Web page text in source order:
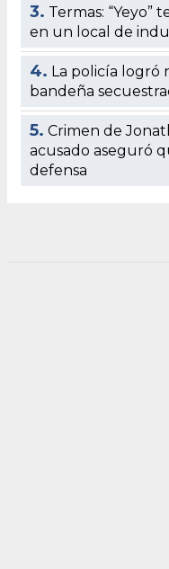
3. Termas:
en un local de
4. La policía logró
bandeña
5. Crimen de
acusado aseguró
defensa